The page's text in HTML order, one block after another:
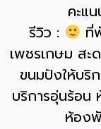
คะแ
รีวิว :
ที่
เพชรเกษม สะ
ขนมปังให้บริ
บริการอุ่นร้อน
ห้อง